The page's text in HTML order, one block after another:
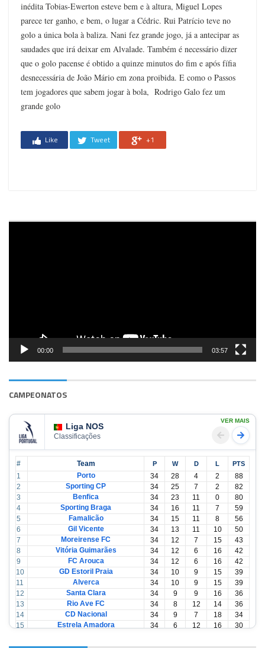
inédita Tobias-Ewerton esteve bem e à altura, Miguel Lopes
parece ter ganho, e bem, o lugar a Cédric. Rui Patrício teve no
golo a única bola à baliza. Nani fez grande jogo, já a antecipar as
saudades que irá deixar em Alvalade. Também é necessário dizer
que o golo pacense é obtido a quinze minutos do fim e após fífia
desnecessária de João Mário em zona proibida. E como o Passos
tem jogadores que sabem jogar à bola, Rodrigo Galo fez um
grande golo
Like Tweet +1
00:00 03:57
CAMPEONATOS
Liga NOS
Classificações
VER MAIS
# Team P W D L PTS
1 Porto 34 28 4 2
88
2
Sporting CP 34 25 7 2
82
3
Benfica 34 23 11 0
80
4
Sporting Braga 34 16 11 7
59
5
Famalicão 34 15 11 8
56
6
Gil Vicente 34 13 11 10
50
7
Moreirense FC 34 12 7 15
43
8
Vitória Guimarães 34 12 6 16
42
9
FC Arouca 34 12 6 16
42
10
GD Estoril Praia 34 10 9 15
39
11
Alverca 34 10 9 15
39
12
Santa Clara 34 9 9 16
36
13
Rio Ave FC 34 8 12 14
36
14
CD Nacional 34 9 7 18
34
15
Estrela Amadora 34 6 12 16
30
CD Tondela